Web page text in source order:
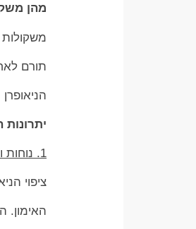
מהן
משקולות
תורם
1. נוחות ובטיחות באימון
ציפוי
האימון.